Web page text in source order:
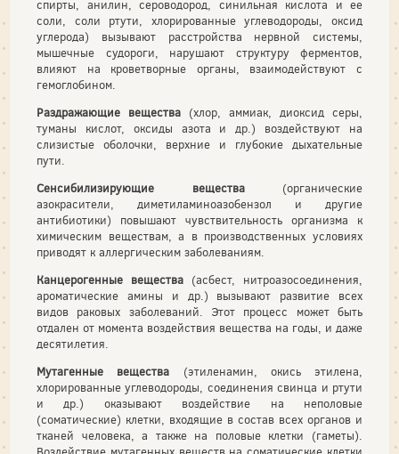
спирты, анилин, сероводород, синильная кислота и ее
соли, соли ртути, хлорированные углеводороды, оксид
углерода) вызывают расстройства нервной системы,
мышечные судороги, нарушают структуру ферментов,
влияют на кроветворные органы, взаимодействуют с
гемоглобином.
Раздражающие вещества (хлор, аммиак, диоксид серы,
туманы кислот, оксиды азота и др.) воздействуют на
слизистые оболочки, верхние и глубокие дыхательные
пути.
Сенсибилизирующие вещества (органические
азокрасители, диметиламиноазобензол и другие
антибиотики) повышают чувствительность организма к
химическим веществам, а в производственных условиях
приводят к аллергическим заболеваниям.
Канцерогенные вещества (асбест, нитроазосоединения,
ароматические амины и др.) вызывают развитие всех
видов раковых заболеваний. Этот процесс может быть
отдален от момента воздействия вещества на годы, и даже
десятилетия.
Мутагенные вещества (этиленамин, окись этилена,
хлорированные углеводороды, соединения свинца и ртути
и др.) оказывают воздействие на неполовые
(соматические) клетки, входящие в состав всех органов и
тканей человека, а также на половые клетки (гаметы).